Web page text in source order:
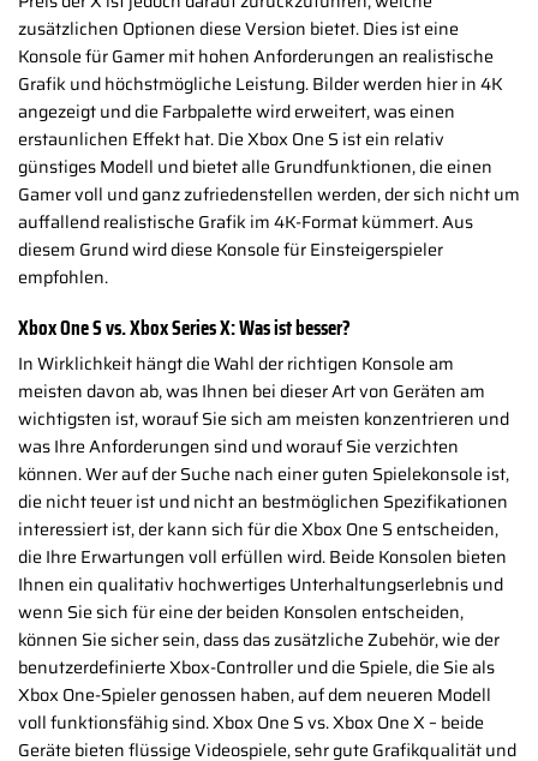
zusätzlichen Optionen diese Version bietet. Dies ist eine
Konsole für Gamer mit hohen Anforderungen an realistische
Grafik und höchstmögliche Leistung. Bilder werden hier in 4K
angezeigt und die Farbpalette wird erweitert, was einen
erstaunlichen Effekt hat. Die Xbox One S ist ein relativ
günstiges Modell und bietet alle Grundfunktionen, die einen
Gamer voll und ganz zufriedenstellen werden, der sich nicht um
auffallend realistische Grafik im 4K-Format kümmert. Aus
diesem Grund wird diese Konsole für Einsteigerspieler
empfohlen.
Xbox One S vs. Xbox Series X: Was ist besser?
In Wirklichkeit hängt die Wahl der richtigen Konsole am
meisten davon ab, was Ihnen bei dieser Art von Geräten am
wichtigsten ist, worauf Sie sich am meisten konzentrieren und
was Ihre Anforderungen sind und worauf Sie verzichten
können. Wer auf der Suche nach einer guten Spielekonsole ist,
die nicht teuer ist und nicht an bestmöglichen Spezifikationen
interessiert ist, der kann sich für die Xbox One S entscheiden,
die Ihre Erwartungen voll erfüllen wird. Beide Konsolen bieten
Ihnen ein qualitativ hochwertiges Unterhaltungserlebnis und
wenn Sie sich für eine der beiden Konsolen entscheiden,
können Sie sicher sein, dass das zusätzliche Zubehör, wie der
benutzerdefinierte Xbox-Controller und die Spiele, die Sie als
Xbox One-Spieler genossen haben, auf dem neueren Modell
voll funktionsfähig sind. Xbox One S vs. Xbox One X – beide
Geräte bieten flüssige Videospiele, sehr gute Grafikqualität und